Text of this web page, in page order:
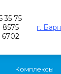
35 75
8575
6702
г.
Комплексы